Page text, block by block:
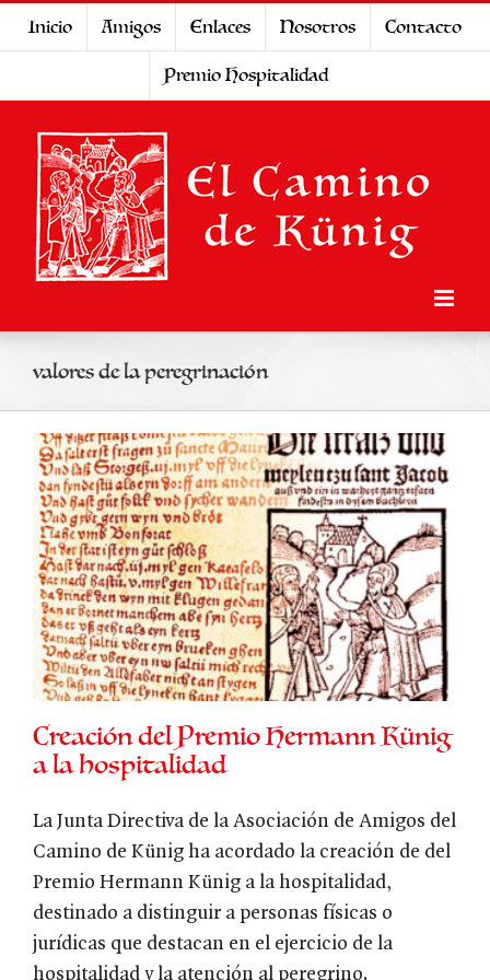
Inicio Amigos Enlaces Nosotros
Contacto
Premio Hospitalidad
valores de la peregrinación
Creación del Premio Hermann Künig
a la hospitalidad
La Junta Directiva de la Asociación de Amigos del
Camino de Künig ha acordado la creación de del
Premio Hermann Künig a la hospitalidad,
destinado a distinguir a personas físicas o
jurídicas que destacan en el ejercicio de la
hospitalidad y la atención al peregrino.